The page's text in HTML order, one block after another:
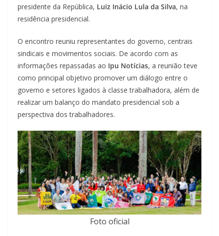
presidente da República, Luiz Inácio Lula da Silva, na
residência presidencial.
O encontro reuniu representantes do governo, centrais
sindicais e movimentos sociais. De acordo com as
informações repassadas ao Ipu Notícias, a reunião teve
como principal objetivo promover um diálogo entre o
governo e setores ligados à classe trabalhadora, além de
realizar um balanço do mandato presidencial sob a
perspectiva dos trabalhadores.
Foto oficial